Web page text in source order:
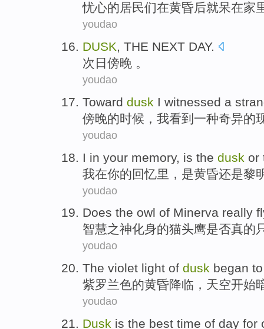
忧心的居民们在黄昏后就呆在家
youdao
DUSK, THE NEXT DAY.
次日傍晚 。
youdao
Toward dusk I witnessed a
傍晚的时候， 我看到 一种奇异的
youdao
I in your memory, is the dusk or
我在你的回忆里 ， 是黄昏还是黎
youdao
Does the owl of Minerva really
智慧之神化身的猫头鹰是否真的
youdao
The violet light of dusk began to
紫罗兰色的黄昏降临 ，天空开始
youdao
Dusk is the best time of day for